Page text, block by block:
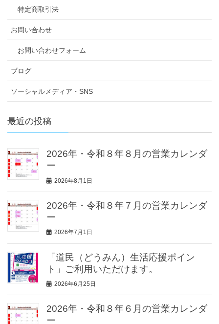
特定商取引法
お問い合わせ
お問い合わせフォーム
ブログ
ソーシャルメディア・SNS
最近の投稿
2026年・令和８年８月の営業カレンダ
ー
2026年8月1日
2026年・令和８年７月の営業カレンダ
ー
2026年7月1日
「道民（どうみん）生活応援ポイン
ト」ご利用いただけます。
2026年6月25日
2026年・令和８年６月の営業カレンダ
ー